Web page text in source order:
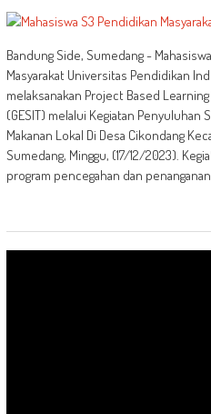
Bandung Side, Sumedang -
Masyarakat Universitas Pendidikan
melaksanakan Project Based
(GESIT) melalui Kegiatan Penyuluhan
Makanan Lokal Di Desa Cikondang
Sumedang, Minggu, (17/12/2023).
program pencegahan dan penanganan